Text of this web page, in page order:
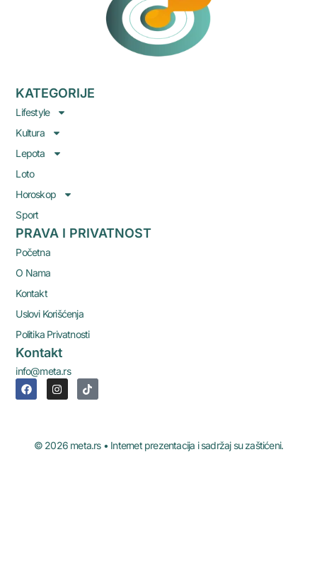
KATEGORIJE
Lifestyle
Kultura
Lepota
Loto
Horoskop
Sport
PRAVA I PRIVATNOST
Početna
O Nama
Kontakt
Uslovi Korišćenja
Politika Privatnosti
Kontakt
info@meta.rs
© 2026 meta.rs • Internet prezentacija i sadržaj su zaštićeni.